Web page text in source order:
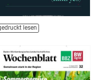
lesen